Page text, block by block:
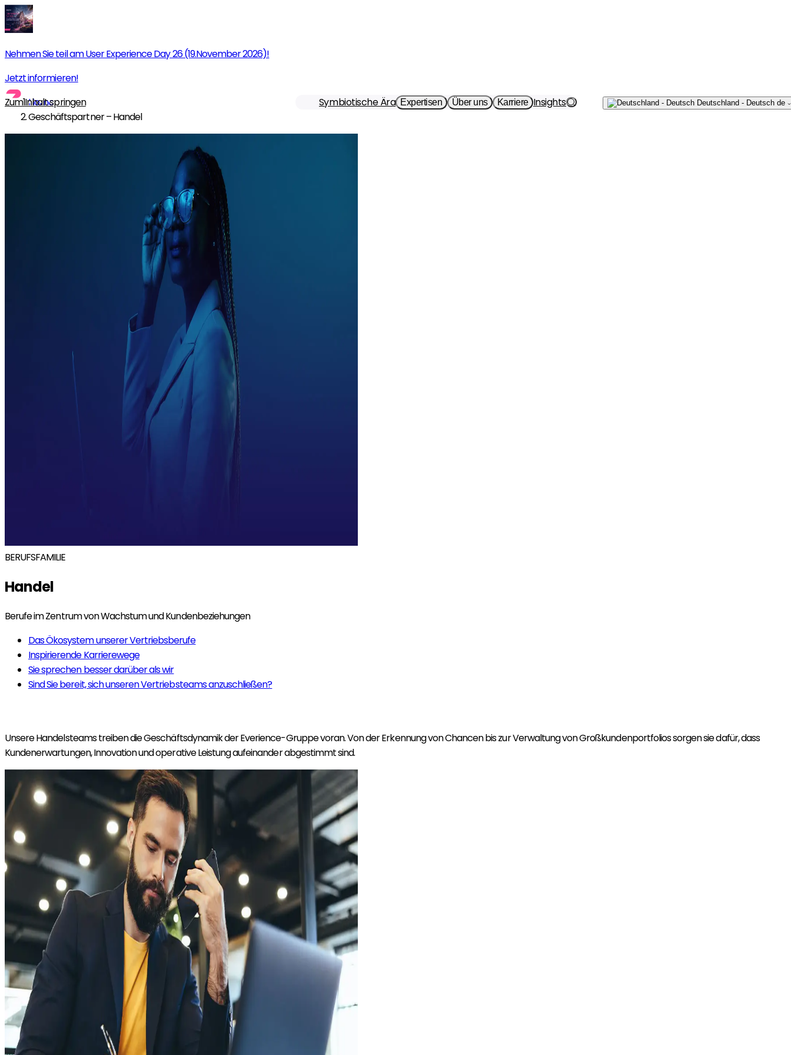
Nehmen Sie teil am User Experience Day 26 (19.November 2026)!
Jetzt informieren!
Zum Inhalt springen
Symbiotische Ära Expertisen Über uns Karriere Insights
Schreiben
Sie uns
Deutschland - Deutsch de
Home
Geschäftspartner – Handel
BERUFSFAMILIE
Handel
Berufe im Zentrum von Wachstum und Kundenbeziehungen
Das Ökosystem unserer Vertriebsberufe
Inspirierende Karrierewege
Sie sprechen besser darüber als wir
Sind Sie bereit, sich unseren Vertriebsteams anzuschließen?
Unsere Handelsteams treiben die Geschäftsdynamik der Everience-Gruppe voran. Von der Erkennung von Chancen bis zur Verwaltung von Großkundenportfolios sorgen sie dafür, dass
Kundenerwartungen, Innovation und operative Leistung aufeinander abgestimmt sind.